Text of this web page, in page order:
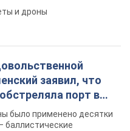
и дроны
заявил, что
порт в
было применено десятки
баллистические